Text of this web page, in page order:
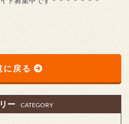
に戻る
ー CATEGORY